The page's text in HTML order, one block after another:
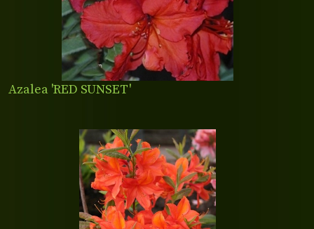
Azalea 'RED SUNSET'